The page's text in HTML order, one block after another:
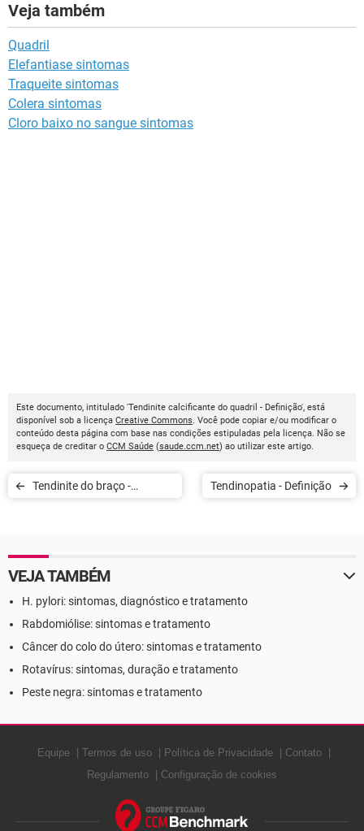
Veja também
Quadril
Elefantiase sintomas
Traqueite sintomas
Colera sintomas
Cloro baixo no sangue sintomas
Este documento, intitulado 'Tendinite calcificante do quadril - Definição', está
disponível sob a licença Creative Commons. Você pode copiar e/ou modificar o
conteúdo desta página com base nas condições estipuladas pela licença. Não se
esqueça de creditar o CCM Saúde (saude.ccm.net) ao utilizar este artigo.
Tendinite do braço -
Tendinopatia - Definição
VEJA TAMBÉM
H. pylori: sintomas, diagnóstico e tratamento
Rabdomiólise: sintomas e tratamento
Câncer do colo do útero: sintomas e tratamento
Rotavírus: sintomas, duração e tratamento
Peste negra: sintomas e tratamento
Equipe Termos de uso Política de Privacidade
Contato
Regulamento
Configuração de cookies